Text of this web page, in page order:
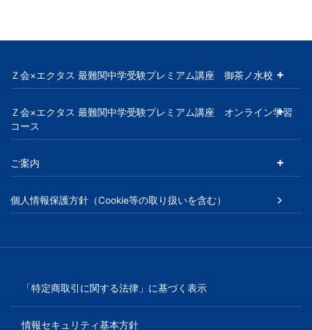
Ｚ会×エクタス 最難関中学受験プレミアム講座 御茶ノ水校
Ｚ会×エクタス 最難関中学受験プレミアム講座 オンライン学習
コース
ご案内
個人情報保護方針（Cookie等の取り扱いを含む）
「特定商取引に関する法律」に基づく表示
情報セキュリティ基本方針